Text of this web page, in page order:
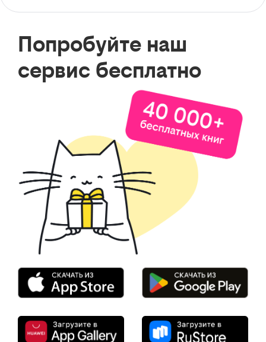
Попробуйте наш
сервис бесплатно